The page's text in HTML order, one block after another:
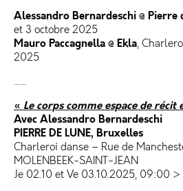
Alessandro Bernardeschi @ Pierre
et 3 octobre 2025
Mauro Paccagnella @ Ekla,
2025
……
« Le corps comme espace de
Avec Alessandro Bernardeschi
PIERRE DE LUNE, Bruxelles
Charleroi danse – Rue de
MOLENBEEK-SAINT-JEAN
Je 02.10 et Ve 03.10.2025, 09:00